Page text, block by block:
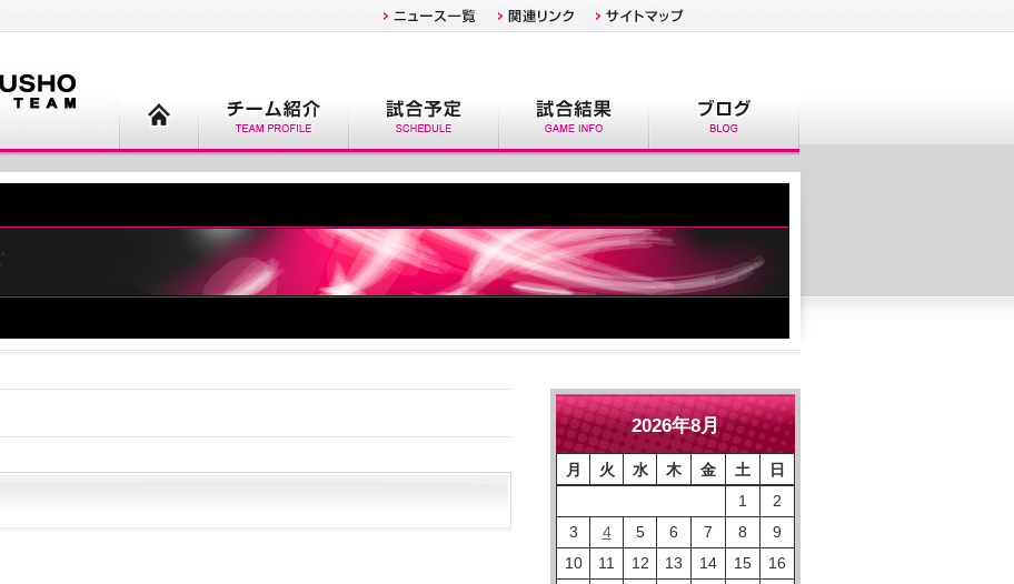
2026年8月
月 火 水 木 金 土 日
1
2
3
4 5 6 7 8
9
10
11 12 13 14 15
16